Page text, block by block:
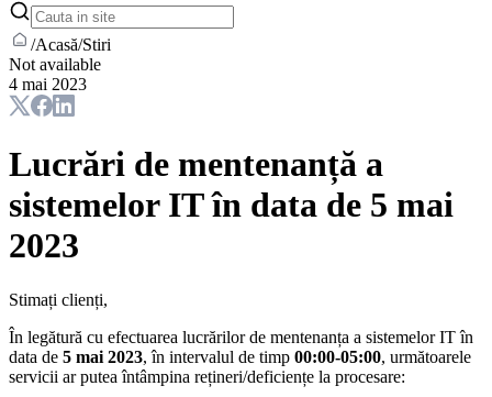
/Acasă/Stiri
Not available
4 mai 2023
Lucrări de mentenanță a
sistemelor IT în data de 5 mai
2023
Stimați clienți,
În legătură cu efectuarea lucrărilor de mentenanța a sistemelor IT în
data de 5 mai 2023, în intervalul de timp 00:00-05:00, următoarele
servicii ar putea întâmpina rețineri/deficiențe la procesare: